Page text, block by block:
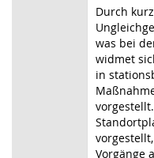
Durch
was bei
widmet
in
Vorgänge